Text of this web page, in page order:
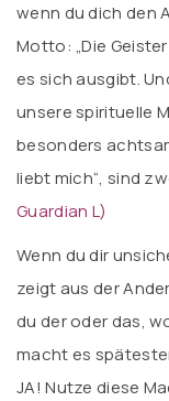
wenn du dich den
Motto: „Die
es sich ausgibt.
unsere spirituelle
besonders
liebt mich“, sind
Guardian L)
Wenn du dir
zeigt aus der
du der oder das,
macht es
JA! Nutze diese